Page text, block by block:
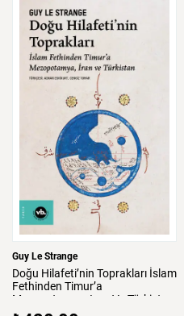
Guy Le Strange
Doğu Hilafeti’nin Toprakları İslam
Fethinden Timur’a
Mezopotamya,
Iran Ve Türkistan